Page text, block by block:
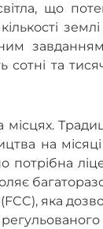
що
та
на
(FCC), яка